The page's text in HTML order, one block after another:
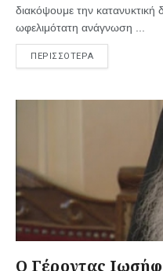
διακόψουμε την
ωφελιμότατη ανάγνωση ...
ΠΕΡΙΣΣΟΤΕΡΑ
Ο Γέροντας Ιωσήφ